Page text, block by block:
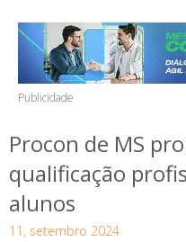
Publicidade
Procon de MS
qualificação
alunos
11, setembro 2024